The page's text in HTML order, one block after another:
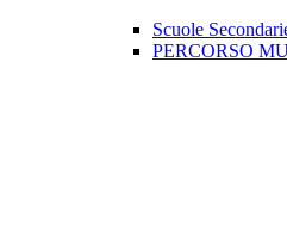
Scuole
PERCORSO